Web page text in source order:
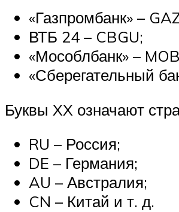
«Газпромбанк» –
ВТБ 24 – CBGU;
«Мособлбанк» –
«Сберегательный
Буквы XX означают
RU – Россия;
DE – Германия;
AU – Австралия;
CN – Китай и т. д.